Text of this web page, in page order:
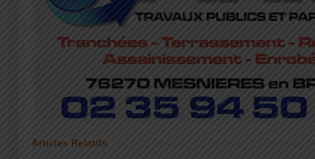
Articles Relatifs